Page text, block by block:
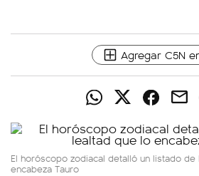
Agregar C5N
El horóscopo zodiacal detalló un listado
encabeza Tauro